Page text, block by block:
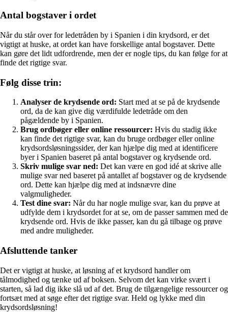
Antal bogstaver i ordet
Når du står over for ledetråden by i Spanien i din krydsord, er det
vigtigt at huske, at ordet kan have forskellige antal bogstaver. Dette
kan gøre det lidt udfordrende, men der er nogle tips, du kan følge for at
finde det rigtige svar.
Følg disse trin:
Analyser de krydsende ord: Start med at se på de krydsende
ord, da de kan give dig værdifulde ledetråde om den
pågældende by i Spanien.
Brug ordbøger eller online ressourcer: Hvis du stadig ikke
kan finde det rigtige svar, kan du bruge ordbøger eller online
krydsordsløsningssider, der kan hjælpe dig med at identificere
byer i Spanien baseret på antal bogstaver og krydsende ord.
Skriv mulige svar ned: Det kan være en god idé at skrive alle
mulige svar ned baseret på antallet af bogstaver og de krydsende
ord. Dette kan hjælpe dig med at indsnævre dine
valgmuligheder.
Test dine svar: Når du har nogle mulige svar, kan du prøve at
udfylde dem i krydsordet for at se, om de passer sammen med de
krydsende ord. Hvis de ikke passer, kan du gå tilbage og prøve
med andre muligheder.
Afsluttende tanker
Det er vigtigt at huske, at løsning af et krydsord handler om
tålmodighed og tænke ud af boksen. Selvom det kan virke svært i
starten, så lad dig ikke slå ud af det. Brug de tilgængelige ressourcer og
fortsæt med at søge efter det rigtige svar. Held og lykke med din
krydsordsløsning!